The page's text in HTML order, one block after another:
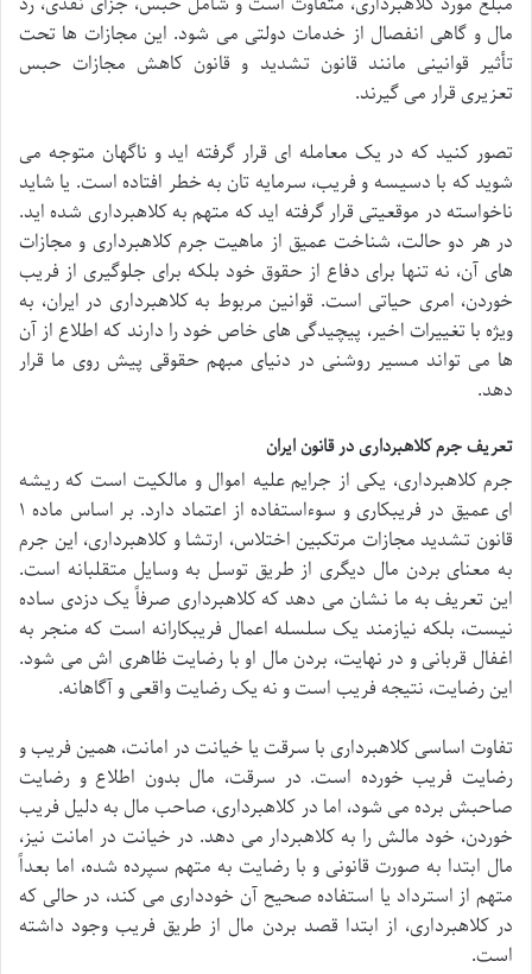
مال و گاهی انفصال از خدمات دولتی می شود. این مجازات ها تحت
تأثیر قوانینی مانند قانون تشدید و قانون کاهش مجازات حبس
تعزیری قرار می گیرند.
تصور کنید که در یک معامله ای قرار گرفته اید و ناگهان متوجه می
شوید که با دسیسه و فریب، سرمایه تان به خطر افتاده است. یا شاید
ناخواسته در موقعیتی قرار گرفته اید که متهم به کلاهبرداری شده اید.
در هر دو حالت، شناخت عمیق از ماهیت جرم کلاهبرداری و مجازات
های آن، نه تنها برای دفاع از حقوق خود بلکه برای جلوگیری از فریب
خوردن، امری حیاتی است. قوانین مربوط به کلاهبرداری در ایران، به
ویژه با تغییرات اخیر، پیچیدگی های خاص خود را دارند که اطلاع از آن
ها می تواند مسیر روشنی در دنیای مبهم حقوقی پیش روی ما قرار
دهد.
تعریف جرم کلاهبرداری در قانون ایران
جرم کلاهبرداری، یکی از جرایم علیه اموال و مالکیت است که ریشه
ای عمیق در فریبکاری و سوءاستفاده از اعتماد دارد. بر اساس ماده ۱
قانون تشدید مجازات مرتکبین اختلاس، ارتشا و کلاهبرداری، این جرم
به معنای بردن مال دیگری از طریق توسل به وسایل متقلبانه است.
این تعریف به ما نشان می دهد که کلاهبرداری صرفاً یک دزدی ساده
نیست، بلکه نیازمند یک سلسله اعمال فریبکارانه است که منجر به
اغفال قربانی و در نهایت، بردن مال او با رضایت ظاهری اش می شود.
این رضایت، نتیجه فریب است و نه یک رضایت واقعی و آگاهانه.
تفاوت اساسی کلاهبرداری با سرقت یا خیانت در امانت، همین فریب و
رضایت فریب خورده است. در سرقت، مال بدون اطلاع و رضایت
صاحبش برده می شود، اما در کلاهبرداری، صاحب مال به دلیل فریب
خوردن، خود مالش را به کلاهبردار می دهد. در خیانت در امانت نیز،
مال ابتدا به صورت قانونی و با رضایت به متهم سپرده شده، اما بعداً
متهم از استرداد یا استفاده صحیح آن خودداری می کند، در حالی که
در کلاهبرداری، از ابتدا قصد بردن مال از طریق فریب وجود داشته
است.